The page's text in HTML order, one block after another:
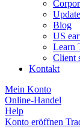
Blog
US
Learn
Client
Kontakt
Mein Konto
Online-Handel
Help
Konto eröffnen